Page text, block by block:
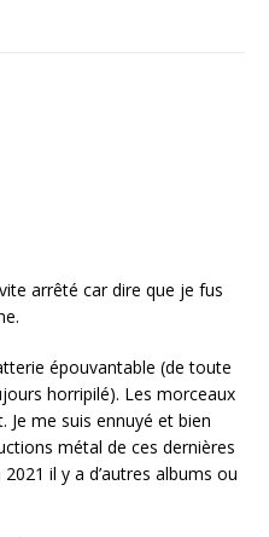
vite arrêté car dire que je fus
épouvantable (de toute
horripilé). Les morceaux
me suis ennuyé et bien
métal de ces dernières
il y a d’autres albums ou